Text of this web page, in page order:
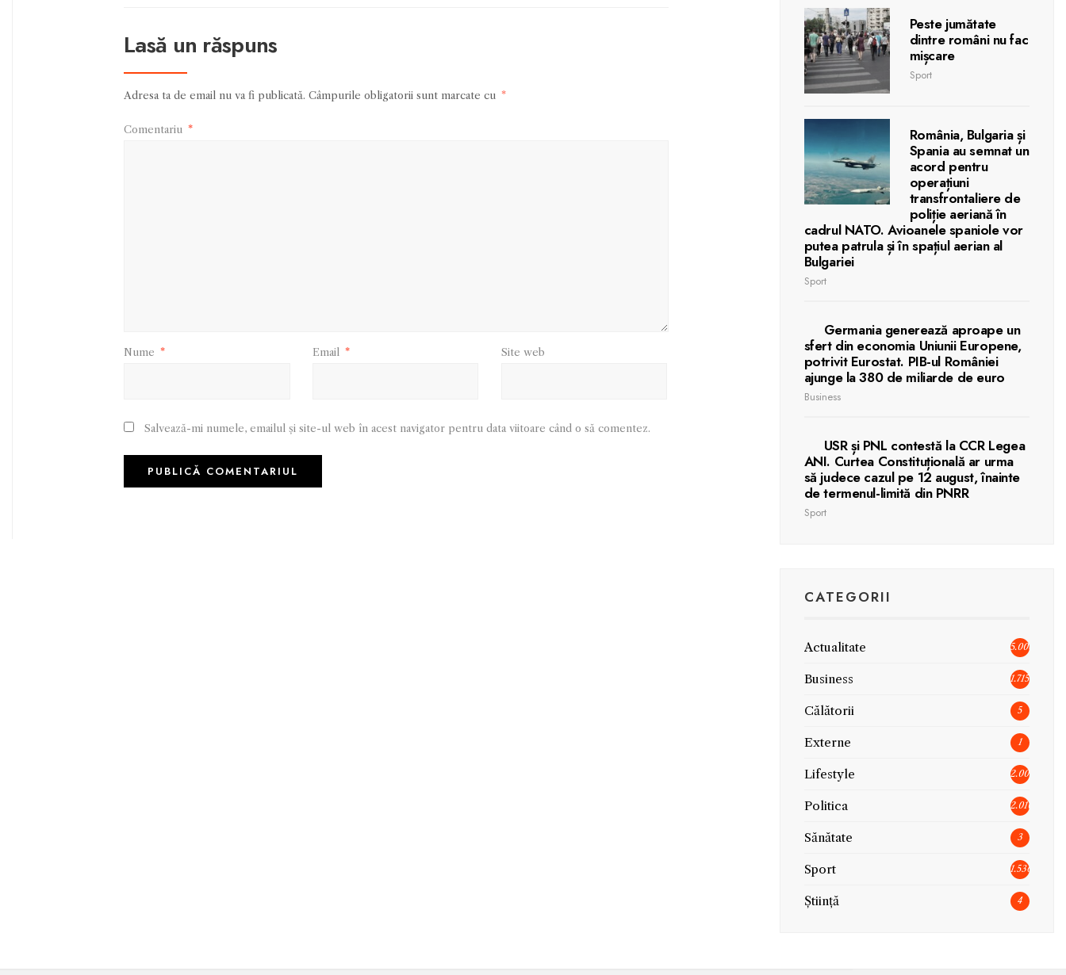
Lasă un răspuns
Adresa ta de email nu va fi publicată. Câmpurile obligatorii sunt marcate cu *
Comentariu *
Nume * Email * Site web
Salvează-mi numele, emailul și site-ul web în acest navigator pentru data viitoare când o să comentez.
Peste jumătate
dintre români nu fac
mișcare
Sport
România, Bulgaria și
Spania au semnat un
acord pentru
operațiuni
transfrontaliere de
poliție aeriană în
cadrul NATO. Avioanele spaniole vor
putea patrula și în spațiul aerian al
Bulgariei
Sport
Germania generează aproape un
sfert din economia Uniunii Europene,
potrivit Eurostat. PIB-ul României
ajunge la 380 de miliarde de euro
Business
USR și PNL contestă la CCR Legea
ANI. Curtea Constituțională ar urma
să judece cazul pe 12 august, înainte
de termenul-limită din PNRR
Sport
CATEGORII
Actualitate 5.006
Business 1.715
Călătorii 5
Externe 1
Lifestyle 2.005
Politica 2.010
Sănătate 3
Sport 1.536
Știință 4